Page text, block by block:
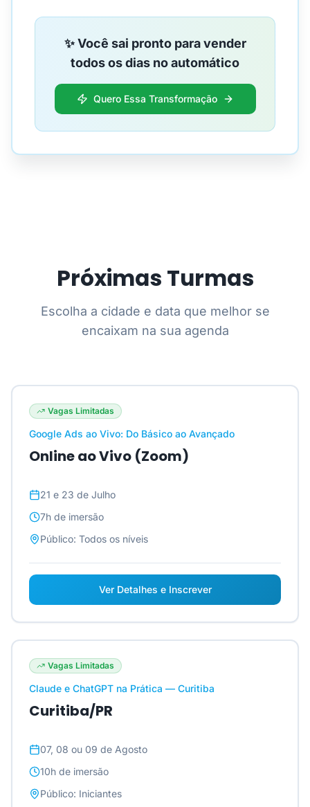
✨ Você sai pronto para vender
todos os dias no automático
Quero Essa Transformação
Próximas Turmas
Escolha a cidade e data que melhor se
encaixam na sua agenda
Vagas Limitadas
Google Ads ao Vivo: Do Básico ao Avançado
Online ao Vivo (Zoom)
21 e 23 de Julho
7h de imersão
Público: Todos os níveis
Ver Detalhes e Inscrever
Vagas Limitadas
Claude e ChatGPT na Prática — Curitiba
Curitiba/PR
07, 08 ou 09 de Agosto
10h de imersão
Público: Iniciantes